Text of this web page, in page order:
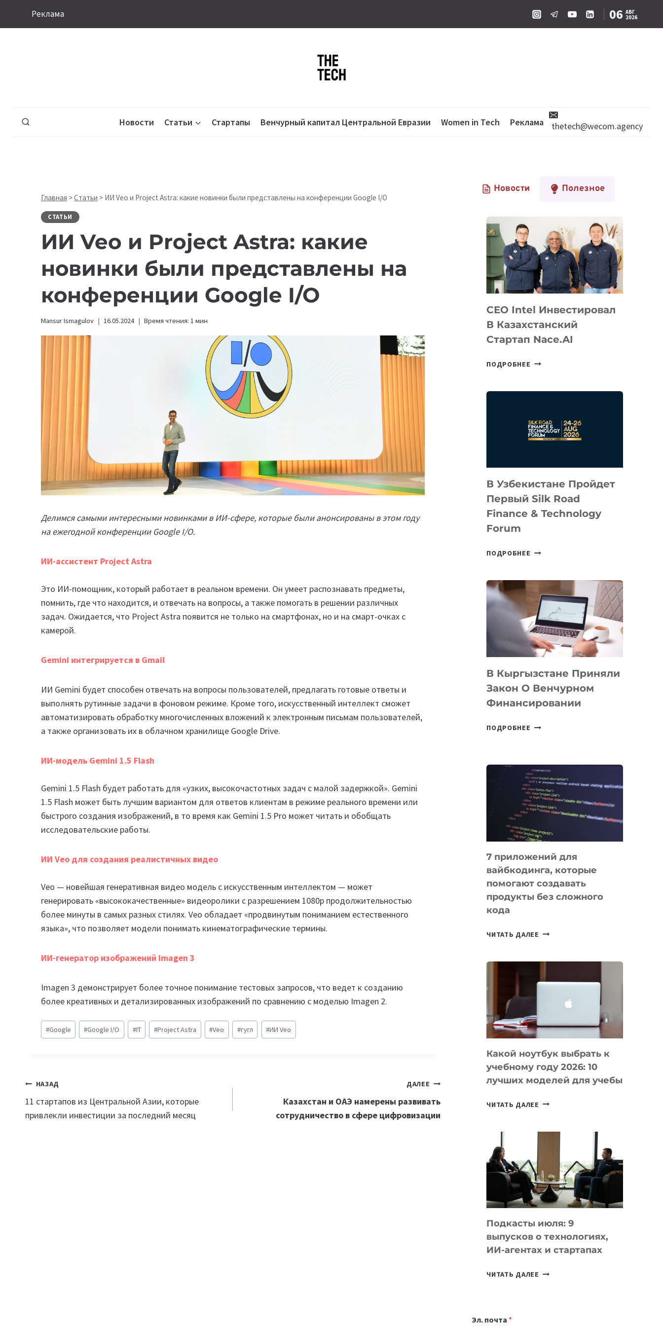
Реклама 06 АВГ
2026
Новости Статьи Стартапы Венчурный капитал Центральной Евразии Women in Tech Реклама thetech@wecom.agency
Главная >Статьи > ИИ Veo и Project Astra: какие новинки были представлены на конференции Google I/O
СТАТЬИ
ИИ Veo и Project Astra: какие
новинки были представлены на
конференции Google I/O
Mansur Ismagulov 16.05.2024 Время чтения: 1 мин
Делимся самыми интересными новинками в ИИ-сфере, которые были анонсированы в этом году
на ежегодной конференции Google I/O.
ИИ-ассистент Project Astra
Это ИИ-помощник, который работает в реальном времени. Он умеет распознавать предметы,
помнить, где что находится, и отвечать на вопросы, а также помогать в решении различных
задач. Ожидается, что Project Astra появится не только на смартфонах, но и на смарт-очках с
камерой.
Gemini интегрируется в Gmail
ИИ Gemini будет способен отвечать на вопросы пользователей, предлагать готовые ответы и
выполнять рутинные задачи в фоновом режиме. Кроме того, искусственный интеллект сможет
автоматизировать обработку многочисленных вложений к электронным письмам пользователей,
а также организовать их в облачном хранилище Google Drive.
ИИ-модель Gemini 1.5 Flash
Gemini 1.5 Flash будет работать для «узких, высокочастотных задач с малой задержкой». Gemini
1.5 Flash может быть лучшим вариантом для ответов клиентам в режиме реального времени или
быстрого создания изображений, в то время как Gemini 1.5 Pro может читать и обобщать
исследовательские работы.
ИИ Veo для создания реалистичных видео
Veo — новейшая генеративная видео модель с искусственным интеллектом — может
генерировать «высококачественные» видеоролики с разрешением 1080p продолжительностью
более минуты в самых разных стилях. Veo обладает «продвинутым пониманием естественного
языка», что позволяет модели понимать кинематографические термины.
ИИ-генератор изображений Imagen 3
Imagen 3 демонстрирует более точное понимание тестовых запросов, что ведет к созданию
более креативных и детализированных изображений по сравнению с моделью Imagen 2.
Метки
записи:
#Google #Google I/O #IT #Project Astra #Veo #гугл #ИИ Veo
Навигация
по
НАЗАД
11 стартапов из Центральной Азии, которые
привлекли инвестиции за последний месяц
ДАЛЕЕ
Казахстан и ОАЭ намерены развивать
сотрудничество в сфере цифровизации
Новости Полезное
CEO Intel Инвестировал
В Казахстанский
Стартап Nace.AI
ПОДРОБНЕЕ CEO
СТАРТАП
NACE.AI
В Узбекистане Пройдет
Первый Silk Road
Finance & Technology
Forum
ПОДРОБНЕЕ
SILK
ROAD
FINANCE
&
TECHNOLOGY
В Кыргызстане Приняли
Закон О Венчурном
Финансировании
ПОДРОБНЕЕ
О
ВЕНЧУРНОМ
ФИНАНСИРОВАНИИ
7 приложений для
вайбкодинга, которые
помогают создавать
продукты без сложного
кода
ЧИТАТЬ ДАЛЕЕ 7
КОТОРЫЕ
СОЗДАВАТЬ
БЕЗ
КОДА
Какой ноутбук выбрать к
учебному году 2026: 10
лучших моделей для учебы
ЧИТАТЬ ДАЛЕЕ КАКОЙ
2026:
10
ЛУЧШИХ
ДЛЯ
УЧЕБЫ
Подкасты июля: 9
выпусков о технологиях,
ИИ-агентах и стартапах
ЧИТАТЬ ДАЛЕЕ ПОДКАСТЫ
Эл. почта *